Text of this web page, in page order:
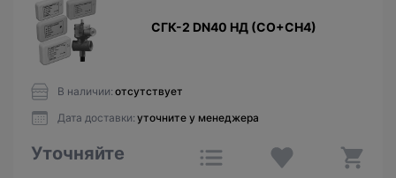
СГК-2 DN40 НД (CO+СН4)
В наличии: отсутствует
Дата доставки: уточните у менеджера
Уточняйте